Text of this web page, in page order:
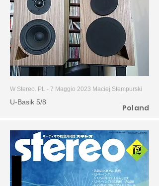
W Stereo. PL - 7 Maggio 2023 Maciej Stempurski
U-Basik 5/8
Poland